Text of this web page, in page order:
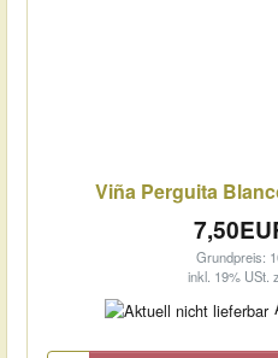
Viña Perguita
Grundpreis:
inkl. 19% USt.